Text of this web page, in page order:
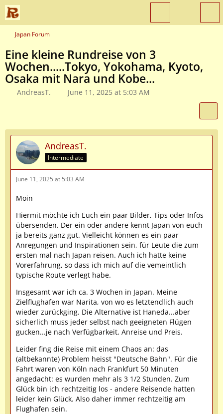
Japan Forum
Eine kleine Rundreise von 3
Wochen.....Tokyo, Yokohama, Kyoto,
Osaka mit Nara und Kobe...
AndreasT. June 11, 2025 at 5:03 AM
AndreasT.
Intermediate
June 11, 2025 at 5:03 AM
Moin
Hiermit möchte ich Euch ein paar Bilder, Tips oder Infos
übersenden. Der ein oder andere kennt Japan von euch
ja bereits ganz gut. Vielleicht können es ein paar
Anregungen und Inspirationen sein, für Leute die zum
ersten mal nach Japan reisen. Auch ich hatte keine
Vorerfahrung, so dass ich mich auf die vemeintlich
typische Route verlegt habe.
Insgesamt war ich ca. 3 Wochen in Japan. Meine
Zielflughafen war Narita, von wo es letztendlich auch
wieder zurückging. Die Alternative ist Haneda...aber
sicherlich muss jeder selbst nach geeigneten Flügen
gucken...je nach Verfügbarkeit, Anreise und Preis.
Leider fing die Reise mit einem Chaos an: das
(altbekannte) Problem heisst "Deutsche Bahn". Für die
Fahrt waren von Köln nach Frankfurt 50 Minuten
angedacht: es wurden mehr als 3 1/2 Stunden. Zum
Glück bin ich rechtzeitig los - andere Reisende hatten
leider kein Glück. Also daher immer rechtzeitig am
Flughafen sein.